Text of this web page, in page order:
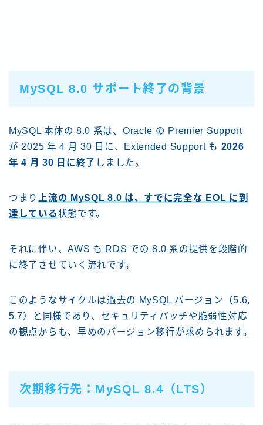
MySQL 8.0 サポート終了の背景
MySQL 本体の 8.0 系は、Oracle の Premier Support
が 2025 年 4 月 30 日に、Extended Support も 2026
年 4 月 30 日に終了 しました。
つまり
上流の MySQL 8.0 は、すでに完全な EOL に到
達している状態です。
それに伴い、AWS も RDS での 8.0 系の提供を段階的
に終了させていく流れです。
このようなサイクルは過去の MySQL バージョン（5.6,
5.7）と同様であり、セキュリティパッチや脆弱性対応
の観点からも、早めのバージョン移行が求められます。
次期移行先：MySQL 8.4（LTS）